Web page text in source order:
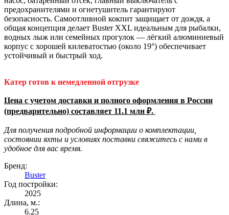
предохранителями и огнетушитель гарантируют
безопасность. Самоотливной кокпит защищает от дождя, а
общая концепция делает Buster XXL идеальным для рыбалки,
водных лыж или семейных прогулок — лёгкий алюминиевый
корпус с хорошей килеватостью (около 19°) обеспечивает
устойчивый и быстрый ход.​
Катер готов к немедленной отгрузке
Цена с учетом доставки и полного оформления в России
(предварительно) составляет 11.1 млн ₽.
Для получения подробной информации о комплектации,
состоянии яхты и условиях поставки свяжитесь с нами в
удобное для вас время.
Бренд:
Buster
Год постройки:
2025
Длина, м.:
6.25